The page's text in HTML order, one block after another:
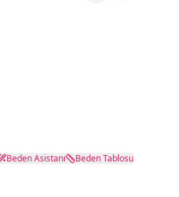
Beden Asistanı Beden Tablosu